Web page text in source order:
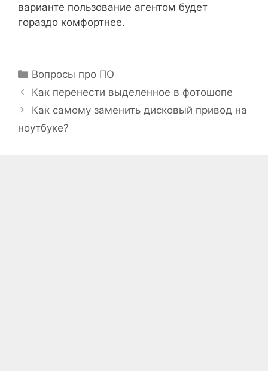
варианте пользование агентом будет
гораздо комфортнее.
Рубрики
Вопросы про ПО
Как перенести выделенное в фотошопе
Как самому заменить дисковый привод на
ноутбуке?